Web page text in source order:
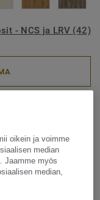
- NCS ja LRV (42)
30 -
asennuksen
Olemme
oikein ja voimme
median
Jaamme myös
median,